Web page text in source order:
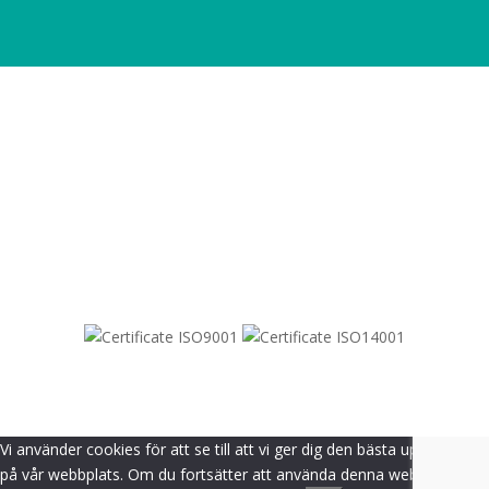
Vi använder cookies för att se till att vi ger dig den bästa upplevelsen
på vår webbplats. Om du fortsätter att använda denna webbplats